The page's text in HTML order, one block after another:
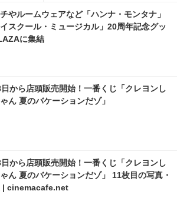
やルームウェアなど「ハンナ・モンタナ」
イスクール・ミュージカル」20周年記念グッ
に集結
から店頭販売開始！一番くじ「クレヨンし
ん 夏のバケーションだゾ」
から店頭販売開始！一番くじ「クレヨンし
ん 夏のバケーションだゾ」 11枚目の写真・
| cinemacafe.net